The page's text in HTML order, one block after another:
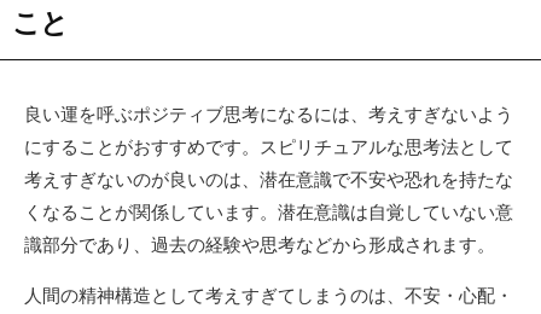
こと
良い運を呼ぶポジティブ思考になるには、考えすぎないよう
にすることがおすすめです。スピリチュアルな思考法として
考えすぎないのが良いのは、潜在意識で不安や恐れを持たな
くなることが関係しています。潜在意識は自覚していない意
識部分であり、過去の経験や思考などから形成されます。
人間の精神構造として考えすぎてしまうのは、不安・心配・